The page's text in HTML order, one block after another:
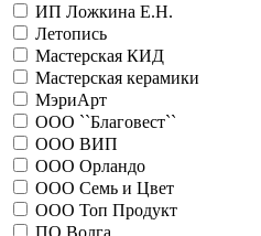
ИП Ложкина Е.Н.
Летопись
Мастерская КИД
Мастерская керамики
МэриАрт
ООО ``Благовест``
ООО ВИП
ООО Орландо
ООО Семь и Цвет
ООО Топ Продукт
ПО Волга